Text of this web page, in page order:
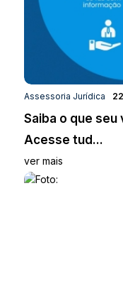
Assessoria Jurídica
Saiba o que
Acesse tud...
ver mais